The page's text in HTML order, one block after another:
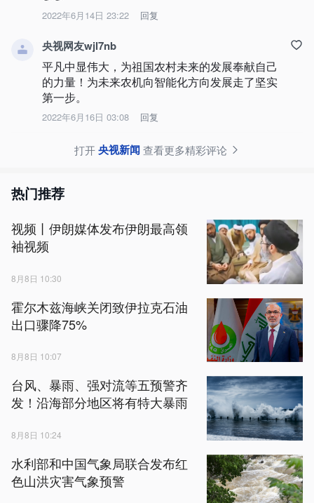
2022年6月14日 23:22 回复
央视网友wjl7nb
平凡中显伟大，为祖国农村未来的发展奉献自己
的力量！为未来农机向智能化方向发展走了坚实
第一步。
2022年6月16日 03:08 回复
打开央视新闻查看更多精彩评论
热门推荐
视频丨伊朗媒体发布伊朗最高领
袖视频
8月8日 10:30
霍尔木兹海峡关闭致伊拉克石油
出口骤降75%
8月8日 10:07
台风、暴雨、强对流等五预警齐
发！沿海部分地区将有特大暴雨
8月8日 10:24
水利部和中国气象局联合发布红
色山洪灾害气象预警